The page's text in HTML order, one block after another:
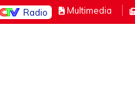
Radio Multimedia